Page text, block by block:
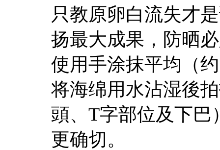
只教原卵白流失才
扬最大成果，防晒
使用手涂抹平均（
将海绵用水沾湿後
頭、T字部位及下巴
更确切。